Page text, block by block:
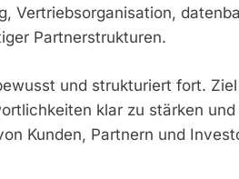
Vertriebsorganisation,
Partnerstrukturen.
und strukturiert fort.
klar zu stärken und
Kunden, Partnern und